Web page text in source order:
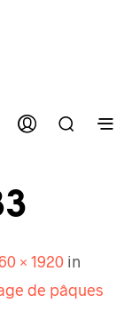
× 1920 in
de pâques